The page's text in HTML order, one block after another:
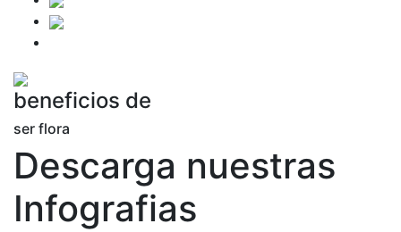
beneficios de
ser flora
Descarga nuestras
Infografias